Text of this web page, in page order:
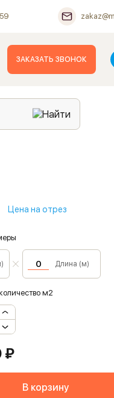
ЗАКАЗАТЬ ЗВОНОК
Цена на отрез
Длина (м)
м2
₽
В корзину